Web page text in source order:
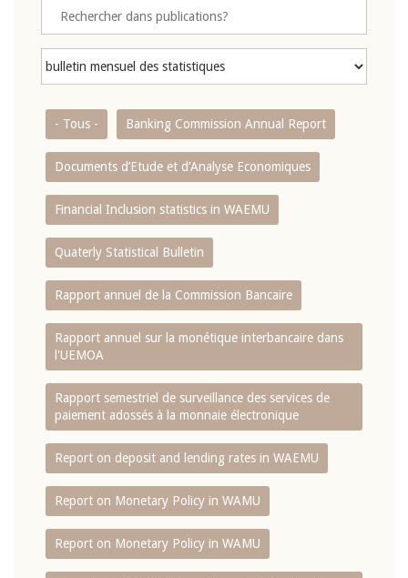
- Tous - Banking Commission Annual Report
Documents d’Etude et d’Analyse Economiques
Financial Inclusion statistics in WAEMU
Quaterly Statistical Bulletin
Rapport annuel de la Commission Bancaire
Rapport annuel sur la monétique interbancaire dans
l'UEMOA
Rapport semestriel de surveillance des services de
paiement adossés à la monnaie électronique
Report on deposit and lending rates in WAEMU
Report on Monetary Policy in WAMU
Report on Monetary Policy in WAMU